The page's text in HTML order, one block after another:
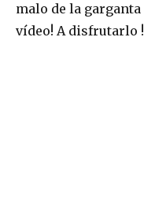
malo de la
vídeo! A disfrutarlo